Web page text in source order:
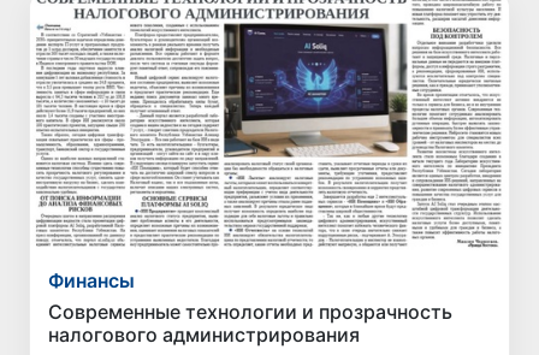
Финансы
Современные технологии и прозрачность
налогового администрирования